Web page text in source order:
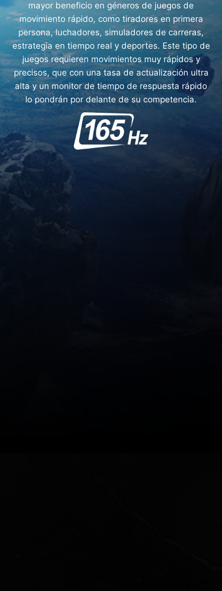
mayor beneficio en géneros de juegos de
movimiento rápido, como tiradores en primera
persona, luchadores, simuladores de carreras,
estrategia en tiempo real y deportes. Este tipo de
juegos requieren movimientos muy rápidos y
precisos, que con una tasa de actualización ultra
alta y un monitor de tiempo de respuesta rápido
lo pondrán por delante de su competencia.